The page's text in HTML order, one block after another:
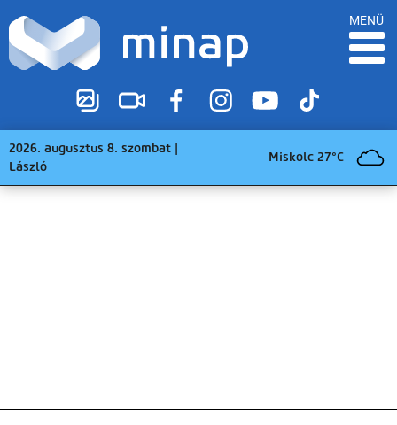
MENÜ
2026. augusztus 8. szombat |
László
Miskolc 27°C